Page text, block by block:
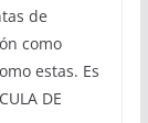
de
como
estas. Es
DE